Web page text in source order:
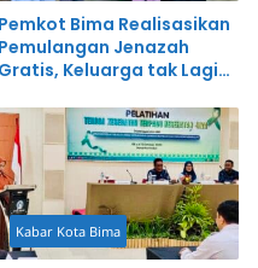
Pemkot Bima Realisasikan
Pemulangan Jenazah
Gratis, Keluarga tak Lagi
Kabar Kota Bima